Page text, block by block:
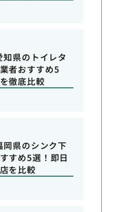
知県のトイレタ
者おすすめ5
徹底比較
岡県のシンク下
すめ5選！即日
を比較